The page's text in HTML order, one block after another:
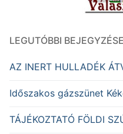
LEGUTÓBBI
AZ INERT HULLADÉK
Időszakos gázszünet
TÁJÉKOZTATÓ FÖLDI